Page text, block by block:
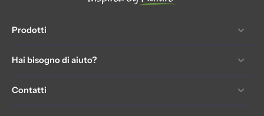
Prodotti
Hai bisogno di aiuto?
Contatti